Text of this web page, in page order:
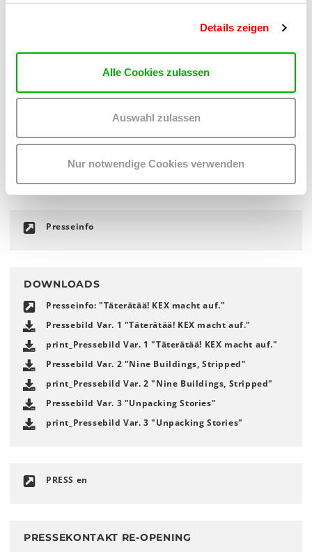
Details zeigen
Alle Cookies zulassen
Auswahl zulassen
Nur notwendige Cookies verwenden
Slowly Imminent
Cæcilie Heldt Rønnow
KEX Archiv
Presseinfo
DOWNLOADS
Presseinfo: "Täterätää! KEX macht auf."
Pressebild Var. 1 "Täterätää! KEX macht auf."
print_Pressebild Var. 1 "Täterätää! KEX macht auf."
Pressebild Var. 2 "Nine Buildings, Stripped"
print_Pressebild Var. 2 "Nine Buildings, Stripped"
Pressebild Var. 3 "Unpacking Stories"
print_Pressebild Var. 3 "Unpacking Stories"
PRESS en
PRESSEKONTAKT RE-OPENING